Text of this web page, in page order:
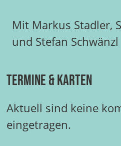
Mit Markus Stadler,
und Stefan Schwänzl
Termine & Karten
Aktuell sind keine
eingetragen.